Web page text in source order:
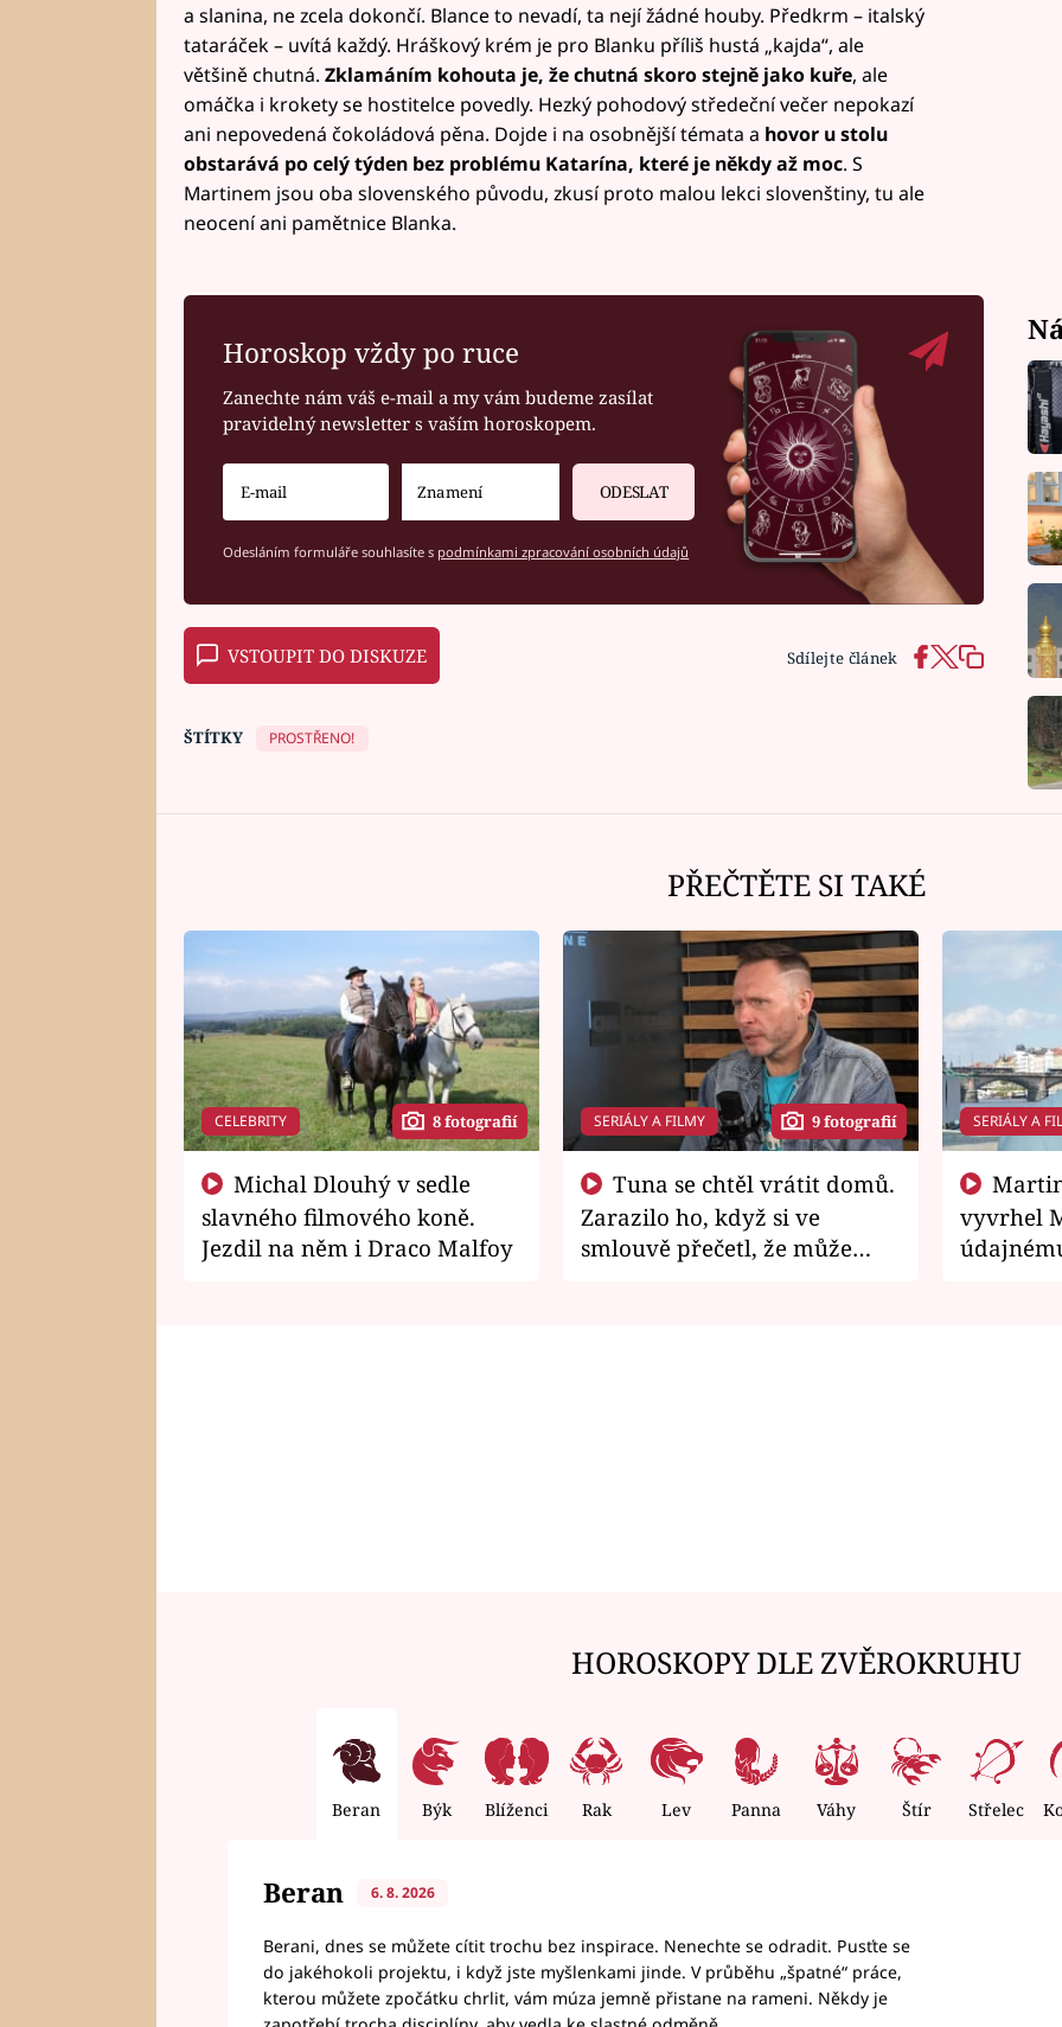
a slanina, ne zcela dokončí. Blance to nevadí, ta nejí žádné houby. Předkrm – italský
tataráček – uvítá každý. Hráškový krém je pro Blanku příliš hustá „kajda“, ale
většině chutná. Zklamáním kohouta je, že chutná skoro stejně jako kuře, ale
omáčka i krokety se hostitelce povedly. Hezký pohodový středeční večer nepokazí
ani nepovedená čokoládová pěna. Dojde i na osobnější témata a hovor u stolu
obstarává po celý týden bez problému Katarína, které je někdy až moc. S
Martinem jsou oba slovenského původu, zkusí proto malou lekci slovenštiny, tu ale
neocení ani pamětnice Blanka.
Horoskop vždy po ruce
Zanechte nám váš e-mail a my vám budeme zasílat
pravidelný newsletter s vaším horoskopem.
ODESLAT
Odesláním formuláře souhlasíte s podmínkami zpracování osobních údajů
VSTOUPIT DO DISKUZE Sdílejte článek
ŠTÍTKY PROSTŘENO!
PŘEČTĚTE SI TAKÉ
CELEBRITY 8 fotografií
slavného filmového koně.
Jezdil na něm i Draco Malfoy
SERIÁLY A FILMY 9 fotografií
Zarazilo ho, když si ve
smlouvě přečetl, že může
SERIÁLY A
vyvrhel
HOROSKOPY DLE ZVĚROKRUHU
Beran Býk Blíženci Rak Lev Panna Váhy Štír Střelec
Beran 6. 8. 2026
Berani, dnes se můžete cítit trochu bez inspirace. Nenechte se odradit. Pusťte se
do jakéhokoli projektu, i když jste myšlenkami jinde. V průběhu „špatné“ práce,
kterou můžete zpočátku chrlit, vám múza jemně přistane na rameni. Někdy je